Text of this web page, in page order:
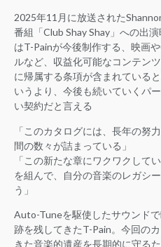
2025年11月に放送された
番組「Club Shay Shay」への出
はT-Painが今後制作する、映画
ルなど、収益化可能なコンテン
に帰属する条項が含まれている
いうより、今後も続いていくパ
い契約だと言える
「このカタログには、長年の努
間の数々が詰まっている」
「この新たな章にワクワクして
を組んで、自分の音楽のレガシ
う」
Auto-Tuneを駆使したサウンド
跡を残してきたT-Pain。今回の
きた音楽的遺産を長期的に守る